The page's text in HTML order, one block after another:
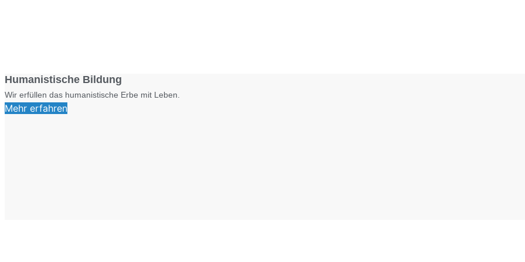
Humanistische Bildung
Wir erfüllen das humanistische Erbe mit Leben.
Mehr erfahren